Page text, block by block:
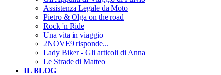
Assistenza Legale da Moto
Pietro & Olga on the road
Rock 'n Ride
Una vita in viaggio
2NOVE9 risponde...
Lady Biker - Gli articoli di Anna
Le Strade di Matteo
IL BLOG